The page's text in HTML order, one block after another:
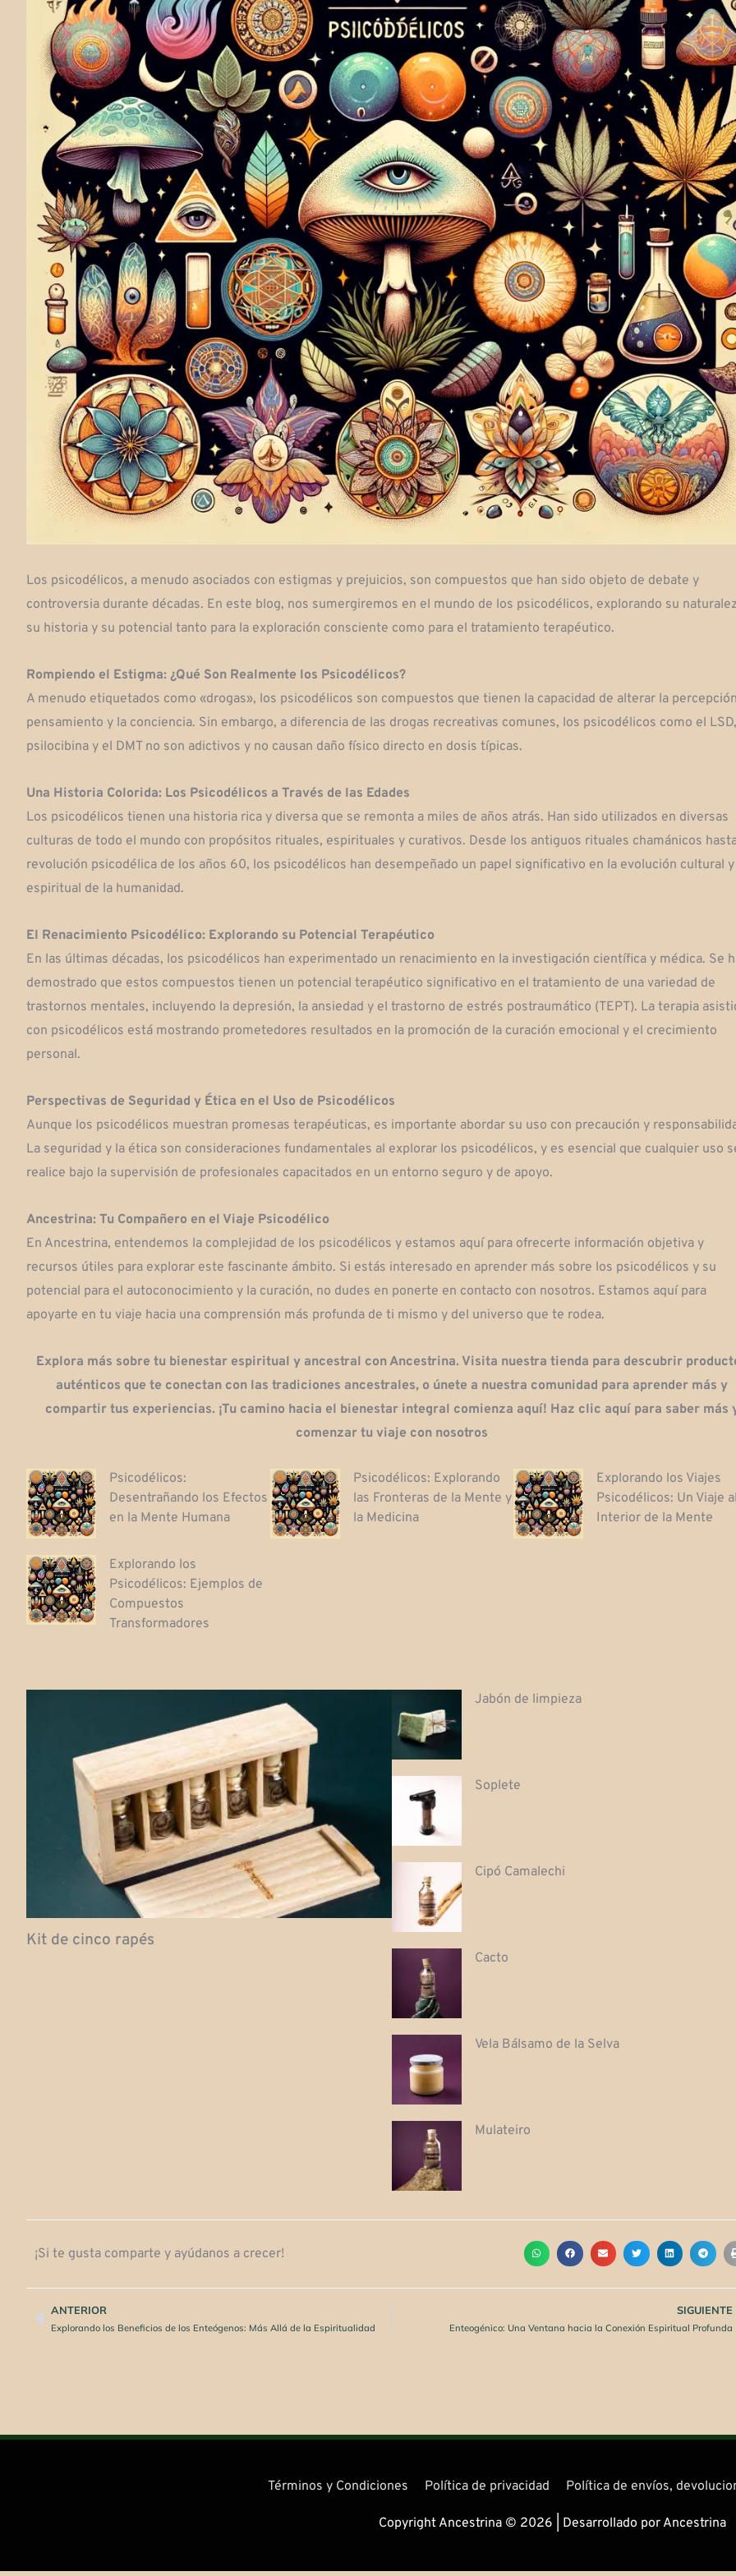
Los psicodélicos, a menudo asociados con estigmas y prejuicios, son compuestos que han sido objeto de debate y
controversia durante décadas. En este blog, nos sumergiremos en el mundo de los psicodélicos, explorando su
su historia y su potencial tanto para la exploración consciente como para el tratamiento terapéutico.
Rompiendo el Estigma: ¿Qué Son Realmente los Psicodélicos?
A menudo etiquetados como «drogas», los psicodélicos son compuestos que tienen la capacidad de alterar la
pensamiento y la conciencia. Sin embargo, a diferencia de las drogas recreativas comunes, los psicodélicos como el
psilocibina y el DMT no son adictivos y no causan daño físico directo en dosis típicas.
Una Historia Colorida: Los Psicodélicos a Través de las Edades
Los psicodélicos tienen una historia rica y diversa que se remonta a miles de años atrás. Han sido utilizados en diversas
culturas de todo el mundo con propósitos rituales, espirituales y curativos. Desde los antiguos rituales chamánicos
revolución psicodélica de los años 60, los psicodélicos han desempeñado un papel significativo en la evolución cultural y
espiritual de la humanidad.
El Renacimiento Psicodélico: Explorando su Potencial Terapéutico
En las últimas décadas, los psicodélicos han experimentado un renacimiento en la investigación científica y médica. Se
demostrado que estos compuestos tienen un potencial terapéutico significativo en el tratamiento de una variedad de
trastornos mentales, incluyendo la depresión, la ansiedad y el trastorno de estrés postraumático (TEPT). La terapia
con psicodélicos está mostrando prometedores resultados en la promoción de la curación emocional y el crecimiento
personal.
Perspectivas de Seguridad y Ética en el Uso de Psicodélicos
Aunque los psicodélicos muestran promesas terapéuticas, es importante abordar su uso con precaución y
La seguridad y la ética son consideraciones fundamentales al explorar los psicodélicos, y es esencial que cualquier uso
realice bajo la supervisión de profesionales capacitados en un entorno seguro y de apoyo.
Ancestrina: Tu Compañero en el Viaje Psicodélico
En Ancestrina, entendemos la complejidad de los psicodélicos y estamos aquí para ofrecerte información objetiva y
recursos útiles para explorar este fascinante ámbito. Si estás interesado en aprender más sobre los psicodélicos y su
potencial para el autoconocimiento y la curación, no dudes en ponerte en contacto con nosotros. Estamos aquí para
apoyarte en tu viaje hacia una comprensión más profunda de ti mismo y del universo que te rodea.
Explora más sobre tu bienestar espiritual y ancestral con Ancestrina. Visita nuestra tienda para descubrir
auténticos que te conectan con las tradiciones ancestrales, o únete a nuestra comunidad para aprender más y
compartir tus experiencias. ¡Tu camino hacia el bienestar integral comienza aquí! Haz clic aquí para saber más
comenzar tu viaje con nosotros
Psicodélicos:
Desentrañando los Efectos
en la Mente Humana
Psicodélicos: Explorando
las Fronteras de la Mente y
la Medicina
Explorando los Viajes
Psicodélicos: Un Viaje
Interior de la Mente
Explorando los
Psicodélicos: Ejemplos de
Compuestos
Transformadores
Kit de cinco rapés
Jabón de limpieza
Soplete
Cipó Camalechi
Cacto
Vela Bálsamo de la Selva
Mulateiro
¡Si te gusta comparte y ayúdanos a crecer!
AntANTERIOR
Explorando los Beneficios de los Enteógenos: Más Allá de la Espiritualidad
SIGUIENTE
Enteogénico: Una Ventana hacia la Conexión Espiritual Profunda
Términos y Condiciones Política de privacidad Política de envíos,
Copyright Ancestrina © 2026 | Desarrollado por Ancestrina